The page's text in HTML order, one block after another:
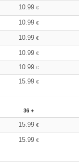
10.99 €
10.99 €
10.99 €
10.99 €
10.99 €
15.99 €
36 +
15.99 €
15.99 €